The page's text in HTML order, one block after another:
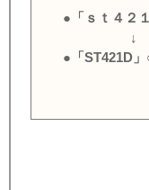
●「ｓｔ４２
↓
●「ST421D」